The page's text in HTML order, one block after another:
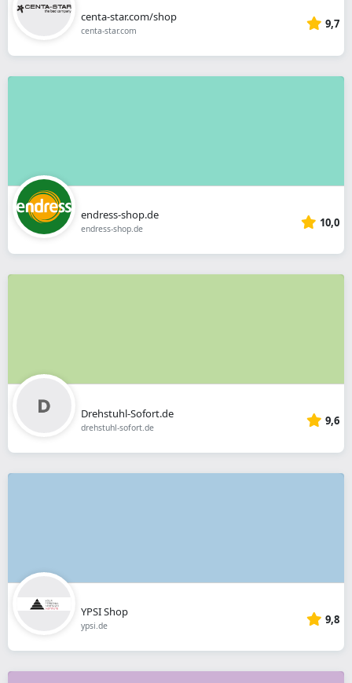
centa-star.com/shop
centa-star.com 9,7
endress-shop.de
endress-shop.de 10,0
Drehstuhl-Sofort.de
drehstuhl-sofort.de 9,6
YPSI Shop
ypsi.de 9,8